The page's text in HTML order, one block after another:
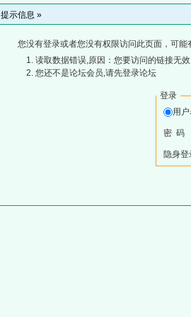
提示信息 »
您没有登录或者您没有权限访问此页面，可能
读取数据错误,原因：您要访问的链接无
您还不是论坛会员,请先登录论坛
登录
用
密 码
隐身登